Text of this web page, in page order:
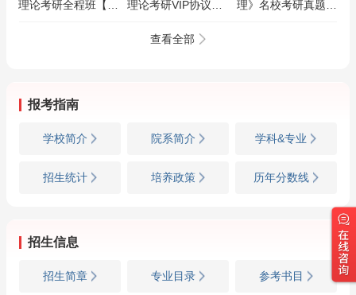
理论考研全程班【马
理论考研VIP协议班
理/马克思主义中国
理》名校考研真题精
查看全部
报考指南
学校简介 院系简介 学科&专业
招生统计 培养政策 历年分数线
招生信息
招生简章 专业目录 参考书目